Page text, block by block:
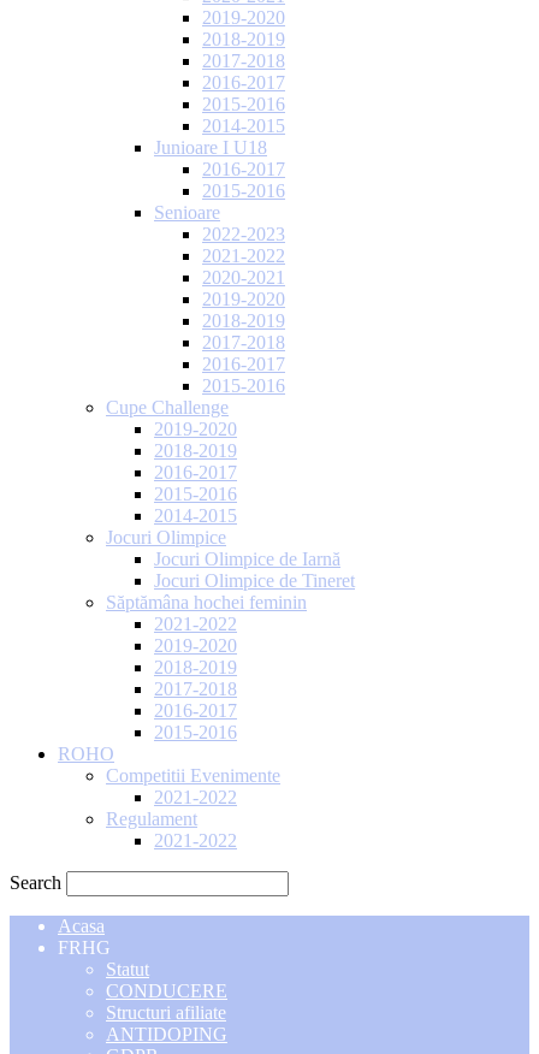
2019-2020
2018-2019
2017-2018
2016-2017
2015-2016
2014-2015
Junioare I U18
2016-2017
2015-2016
Senioare
2022-2023
2021-2022
2020-2021
2019-2020
2018-2019
2017-2018
2016-2017
2015-2016
Cupe Challenge
2019-2020
2018-2019
2016-2017
2015-2016
2014-2015
Jocuri Olimpice
Jocuri Olimpice de Iarnă
Jocuri Olimpice de Tineret
Săptămâna hochei feminin
2021-2022
2019-2020
2018-2019
2017-2018
2016-2017
2015-2016
ROHO
Competitii Evenimente
2021-2022
Regulament
2021-2022
Search
Acasa
FRHG
Statut
CONDUCERE
Structuri afiliate
ANTIDOPING